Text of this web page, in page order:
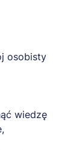
osobisty
wiedzę